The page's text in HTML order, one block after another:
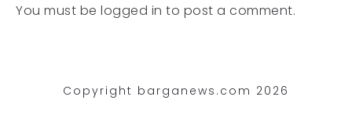
You must be logged in to post a comment.
Copyright barganews.com 2026